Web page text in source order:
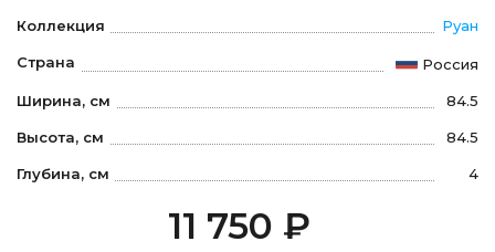
Коллекция Руан
Страна Россия
Ширина, см 84.5
Высота, см 84.5
Глубина, см 4
11 750 ₽